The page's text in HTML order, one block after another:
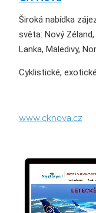
Široká nabídka
světa: Nový
Lanka, Maledivy,
Cyklistické,
www.cknova.cz